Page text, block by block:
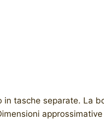
tasche separate. La